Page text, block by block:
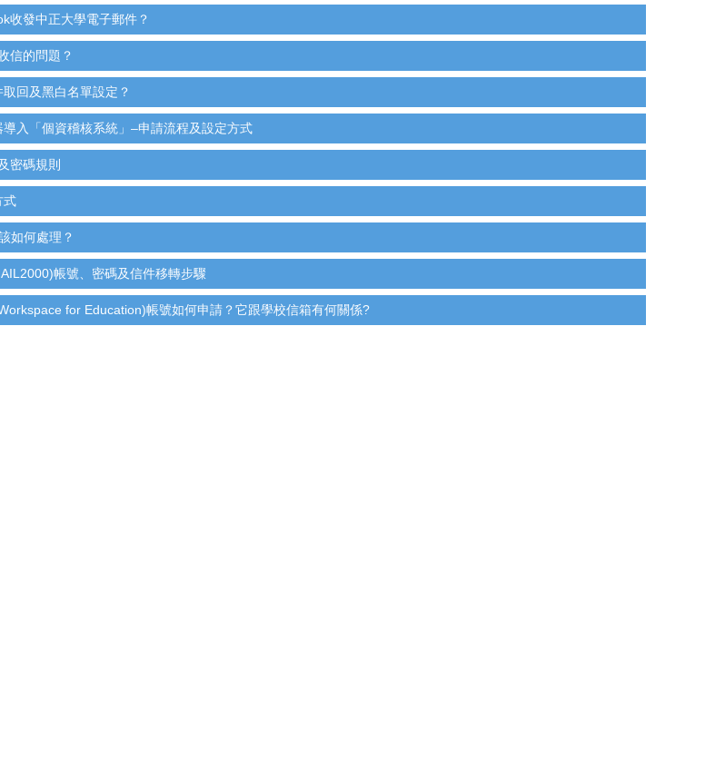
收發中正大學電子郵件？
信的問題？
回及黑白名單設定？
入「個資稽核系統」–申請流程及設定方式
密碼規則
式
如何處理？
帳號、密碼及信件移轉步驟
for Education)帳號如何申請？它跟學校信箱有何關係?